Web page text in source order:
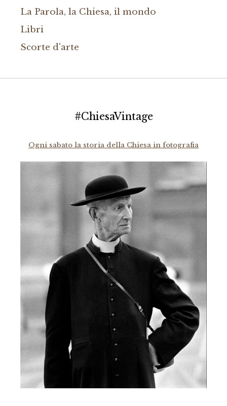
La Parola, la Chiesa, il mondo
Libri
Scorte d'arte
#ChiesaVintage
Ogni sabato la storia della Chiesa in fotografia